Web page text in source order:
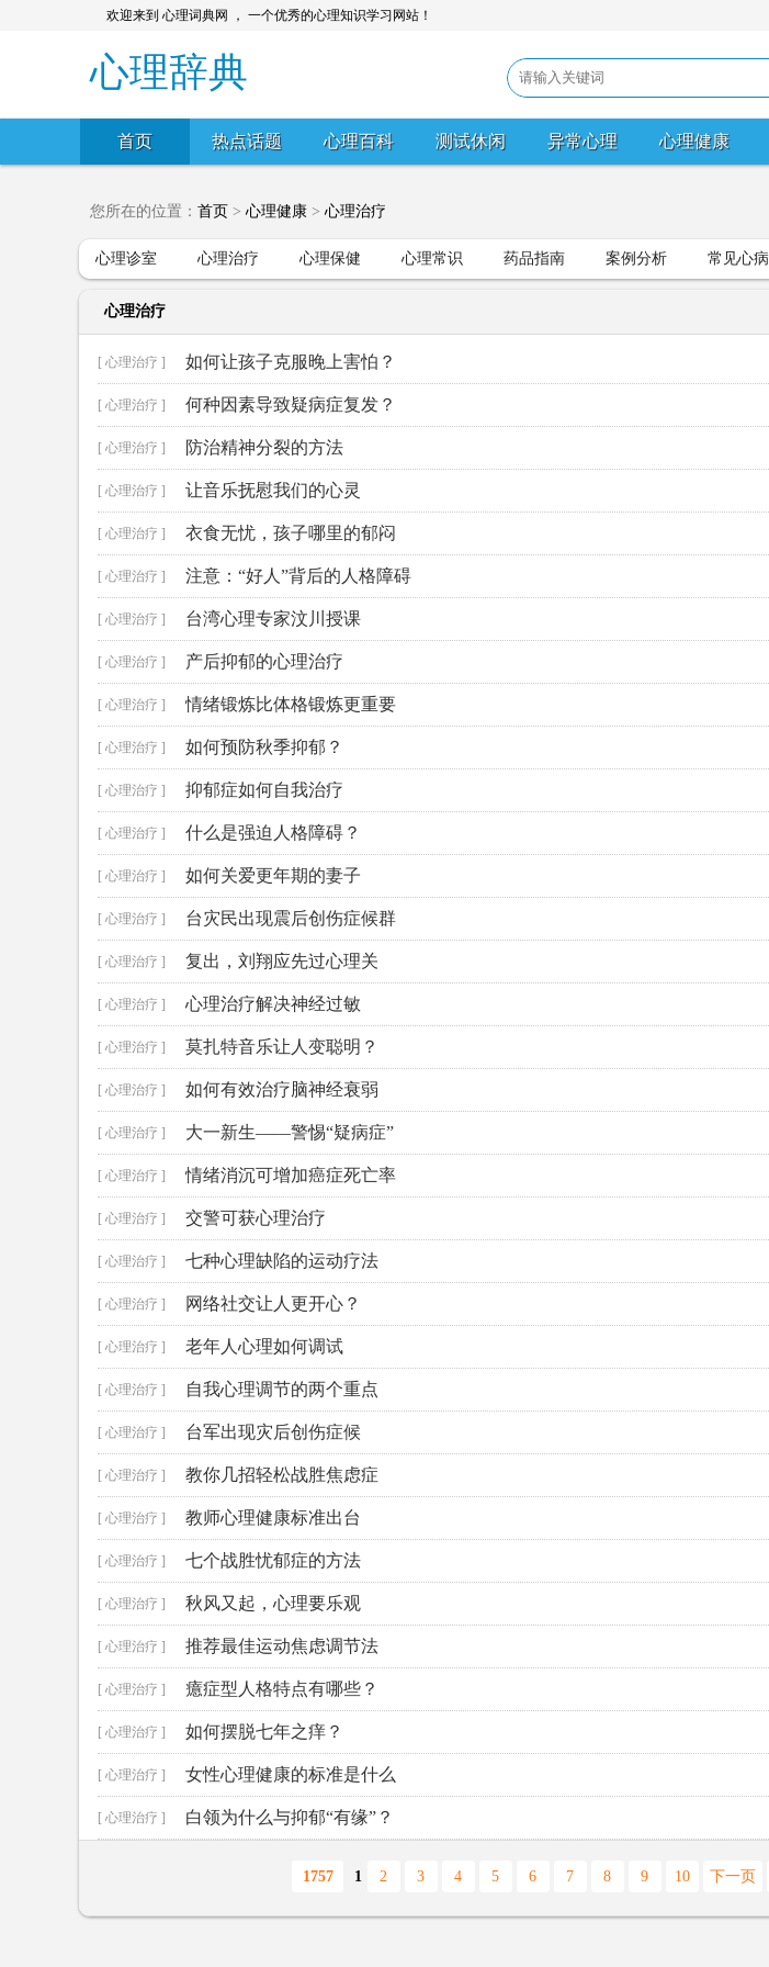
欢迎来到 心理词典网 ， 一个优秀的心理知识学习网站！
心理辞典
首页 热点话题 心理百科 测试休闲 异常心理 心理健康
您所在的位置： 首页 > 心理健康 > 心理治疗
心理诊室 心理治疗 心理保健 心理常识 药品指南 案例分析 常见心病
心理治疗
[ 心理治疗 ] 如何让孩子克服晚上害怕？
[ 心理治疗 ] 何种因素导致疑病症复发？
[ 心理治疗 ] 防治精神分裂的方法
[ 心理治疗 ] 让音乐抚慰我们的心灵
[ 心理治疗 ] 衣食无忧，孩子哪里的郁闷
[ 心理治疗 ] 注意：“好人”背后的人格障碍
[ 心理治疗 ] 台湾心理专家汶川授课
[ 心理治疗 ] 产后抑郁的心理治疗
[ 心理治疗 ] 情绪锻炼比体格锻炼更重要
[ 心理治疗 ] 如何预防秋季抑郁？
[ 心理治疗 ] 抑郁症如何自我治疗
[ 心理治疗 ] 什么是强迫人格障碍？
[ 心理治疗 ] 如何关爱更年期的妻子
[ 心理治疗 ] 台灾民出现震后创伤症候群
[ 心理治疗 ] 复出，刘翔应先过心理关
[ 心理治疗 ] 心理治疗解决神经过敏
[ 心理治疗 ] 莫扎特音乐让人变聪明？
[ 心理治疗 ] 如何有效治疗脑神经衰弱
[ 心理治疗 ] 大一新生——警惕“疑病症”
[ 心理治疗 ] 情绪消沉可增加癌症死亡率
[ 心理治疗 ] 交警可获心理治疗
[ 心理治疗 ] 七种心理缺陷的运动疗法
[ 心理治疗 ] 网络社交让人更开心？
[ 心理治疗 ] 老年人心理如何调试
[ 心理治疗 ] 自我心理调节的两个重点
[ 心理治疗 ] 台军出现灾后创伤症候
[ 心理治疗 ] 教你几招轻松战胜焦虑症
[ 心理治疗 ] 教师心理健康标准出台
[ 心理治疗 ] 七个战胜忧郁症的方法
[ 心理治疗 ] 秋风又起，心理要乐观
[ 心理治疗 ] 推荐最佳运动焦虑调节法
[ 心理治疗 ] 癔症型人格特点有哪些？
[ 心理治疗 ] 如何摆脱七年之痒？
[ 心理治疗 ] 女性心理健康的标准是什么
[ 心理治疗 ] 白领为什么与抑郁“有缘”？
1757 1 2 3 4 5 6 7 8 9 10 下一页